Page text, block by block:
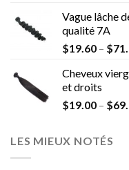
Vague lâche
qualité 7A
$19.60 – $
Cheveux
et droits
$19.00 – $
LES MIEUX NOTÉS